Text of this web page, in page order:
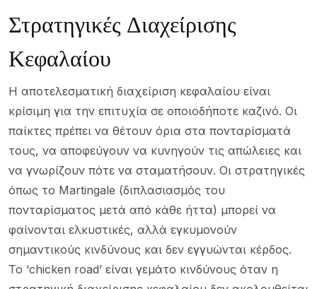
Στρατηγικές Διαχείρισης
Κεφαλαίου
Η αποτελεσματική διαχείριση κεφαλαίου είναι
κρίσιμη για την επιτυχία σε οποιοδήποτε καζινό. Οι
παίκτες πρέπει να θέτουν όρια στα πονταρίσματά
τους, να αποφεύγουν να κυνηγούν τις απώλειες και
να γνωρίζουν πότε να σταματήσουν. Οι στρατηγικές
όπως το Martingale (διπλασιασμός του
πονταρίσματος μετά από κάθε ήττα) μπορεί να
φαίνονται ελκυστικές, αλλά εγκυμονούν
σημαντικούς κινδύνους και δεν εγγυώνται κέρδος.
Το ‘chicken road’ είναι γεμάτο κινδύνους όταν η